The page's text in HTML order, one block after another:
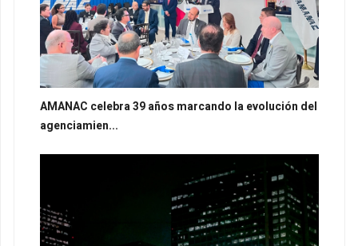
AMANAC celebra 39 años marcando la evolución del
agenciamien...